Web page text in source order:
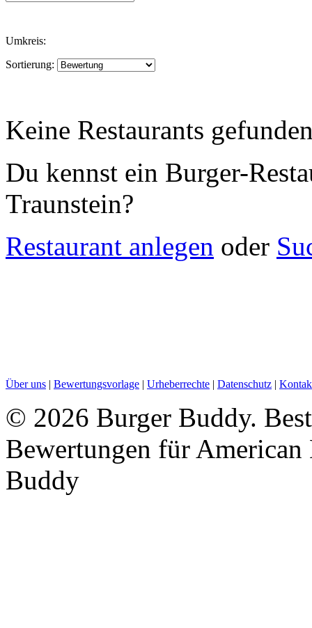
Umkreis:
Sortierung:
Keine Restaurants
Du kennst ein Burger-
Traunstein?
Restaurant anlegen oder
Über uns | Bewertungsvorlage | Urheberrechte | Datenschutz |
© 2026 Burger Buddy.
Bewertungen für
Buddy